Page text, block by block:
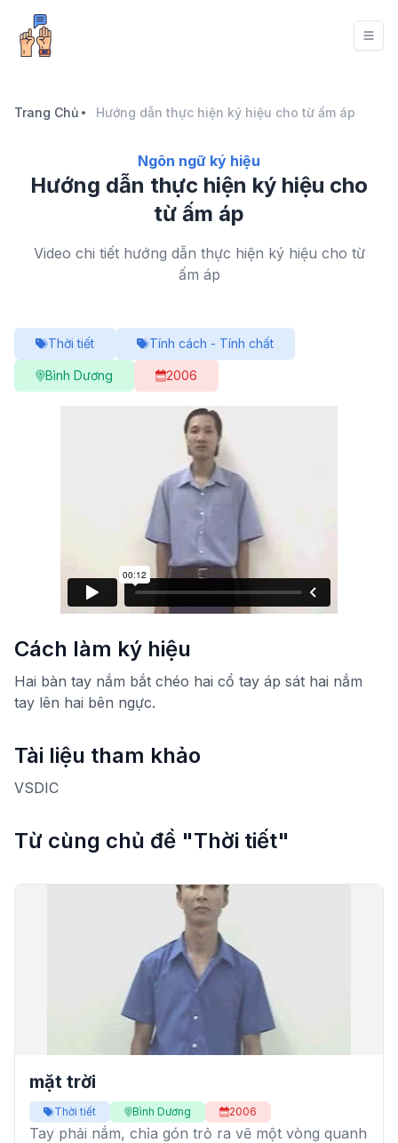
Trang Chủ Hướng dẫn thực hiện ký hiệu cho từ ấm áp
Ngôn ngữ ký hiệu
Hướng dẫn thực hiện ký hiệu cho
từ ấm áp
Video chi tiết hướng dẫn thực hiện ký hiệu cho từ
ấm áp
Thời tiết Tính cách - Tính chất
Bình Dương 2006
Cách làm ký hiệu
Hai bàn tay nắm bắt chéo hai cổ tay áp sát hai nắm
tay lên hai bên ngực.
Tài liệu tham khảo
VSDIC
Từ cùng chủ đề "Thời tiết"
mặt trời
Thời tiết Bình Dương 2006
Tay phải nắm, chỉa gón trỏ ra vẽ một vòng quanh